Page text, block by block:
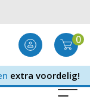
0
extra voordelig!